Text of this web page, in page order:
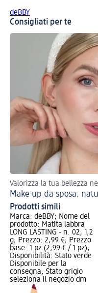
deBBY
Consigliati per te
Valorizza la tua bellezza
Make-up da sposa:
Prodotti simili
Marca: deBBY; Nome del
prodotto: Matita labbra
LONG LASTING - n. 02, 1,2
g; Prezzo: 2,99 €; Prezzo
base: 1 pz (2,99 € / 1 pz);
Disponibilità: Stato verde
Disponibile per la
consegna, Stato grigio
seleziona il negozio dm